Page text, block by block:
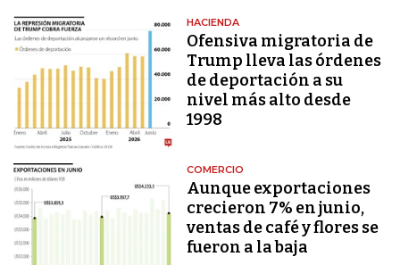
HACIENDA
Ofensiva migratoria de
Trump lleva las órdenes
de deportación a su
nivel más alto desde
1998
COMERCIO
Aunque exportaciones
crecieron 7% en junio,
ventas de café y flores se
fueron a la baja